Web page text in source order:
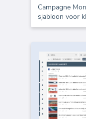
Campagne
sjabloon voor